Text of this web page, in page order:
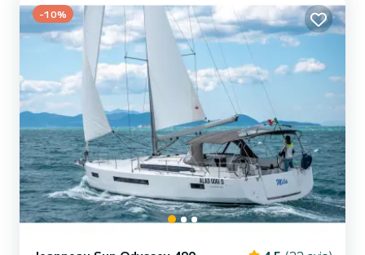
sur enrouleur. Il dispose des é...
-10%